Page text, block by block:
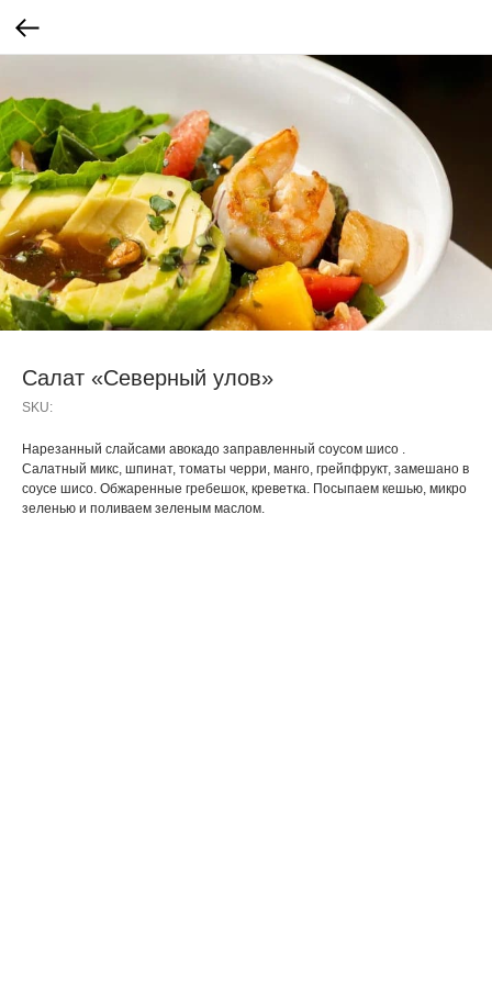
Салат «Северный улов»
SKU:
Нарезанный слайсами авокадо заправленный соусом шисо .
Салатный микс, шпинат, томаты черри, манго, грейпфрукт, замешано в
соусе шисо. Обжаренные гребешок, креветка. Посыпаем кешью, микро
зеленью и поливаем зеленым маслом.